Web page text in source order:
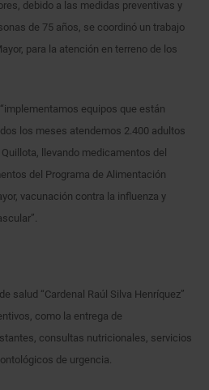
debido a las medidas preventivas y
de 75 años, se coordinó un trabajo
para la atención en terreno de los
equipos que están
los meses atendemos 2.400 adultos
llevando medicamentos del
del Programa de Alimentación
vacunación contra la influenza y
salud “Cardenal Raúl Silva Henríquez”
como la entrega de
consultas nutricionales, servicios
de urgencia.